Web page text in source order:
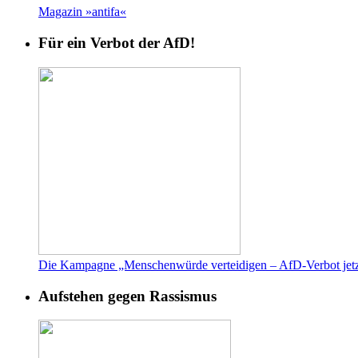
Magazin »antifa«
Für ein Verbot der AfD!
Die Kampagne „Menschenwürde verteidigen – AfD-Verbot
Aufstehen gegen Rassismus